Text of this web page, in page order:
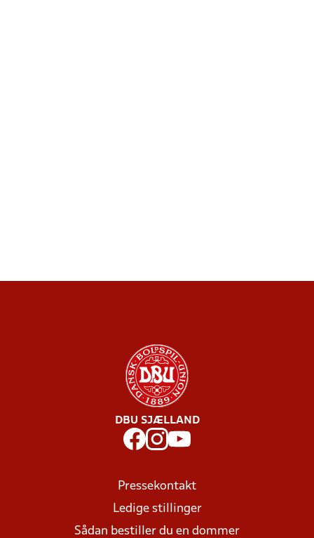
DBU SJÆLLAND
Pressekontakt
Ledige stillinger
Sådan bestiller du en dommer